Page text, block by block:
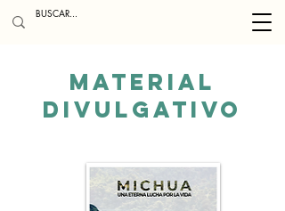
MATERIAL
DIVULGATIVO